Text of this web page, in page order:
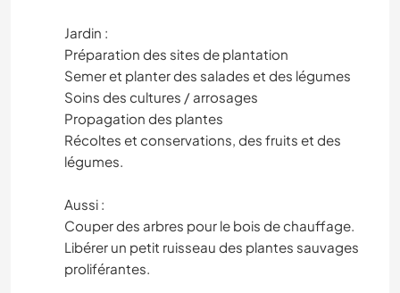
Jardin :
Préparation des sites de plantation
Semer et planter des salades et des légumes
Soins des cultures / arrosages
Propagation des plantes
Récoltes et conservations, des fruits et des
légumes.
Aussi :
Couper des arbres pour le bois de chauffage.
Libérer un petit ruisseau des plantes sauvages
proliférantes.